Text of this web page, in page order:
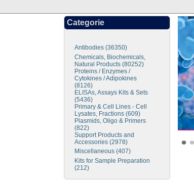
Categorie
Antibodies (36350)
Chemicals, Biochemicals,
Natural Products (80252)
Proteins / Enzymes /
Cytokines / Adipokines
(8126)
ELISAs, Assays Kits & Sets
(5436)
Primary & Cell Lines - Cell
Lysates, Fractions (609)
Plasmids, Oligo & Primers
(822)
Support Products and
Accessories (2978)
Miscellaneous (407)
Kits for Sample Preparation
(212)